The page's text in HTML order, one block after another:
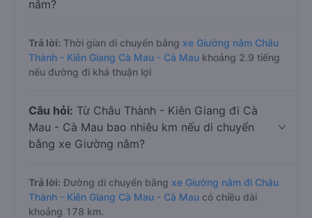
nằm?
Trả lời: Thời gian di chuyển bằng xe Giường nằm Châu
Thành - Kiên Giang Cà Mau - Cà Mau khoảng 2.9 tiếng
nếu đường đi khá thuận lợi
Câu hỏi: Từ Châu Thành - Kiên Giang đi Cà
Mau - Cà Mau bao nhiêu km nếu di chuyển
bằng xe Giường nằm?
Trả lời: Đường di chuyển bằng xe Giường nằm đi Châu
Thành - Kiên Giang Cà Mau - Cà Mau có chiều dài
khoảng 178 km.